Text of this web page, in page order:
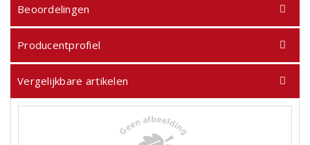
Beoordelingen
Producentprofiel
Vergelijkbare artikelen